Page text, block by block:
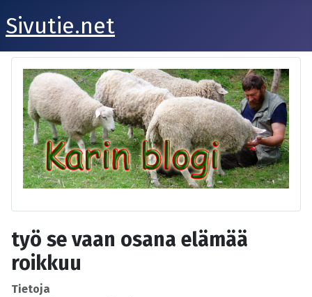
Sivutie.net
työ se vaan osana elämää
roikkuu
Tietoja